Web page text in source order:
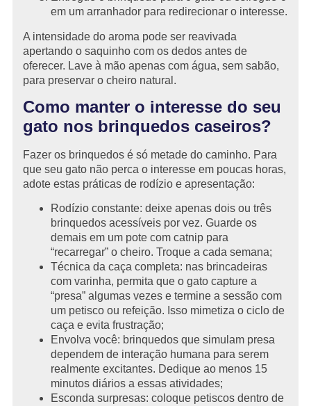
em um arranhador para redirecionar o interesse.
A intensidade do aroma pode ser reavivada
apertando o saquinho com os dedos antes de
oferecer. Lave à mão apenas com água, sem sabão,
para preservar o cheiro natural.
Como manter o interesse do seu
gato nos brinquedos caseiros?
Fazer os brinquedos é só metade do caminho. Para
que seu gato não perca o interesse em poucas horas,
adote estas práticas de rodízio e apresentação:
Rodízio constante: deixe apenas dois ou três
brinquedos acessíveis por vez. Guarde os
demais em um pote com catnip para
“recarregar” o cheiro. Troque a cada semana;
Técnica da caça completa: nas brincadeiras
com varinha, permita que o gato capture a
“presa” algumas vezes e termine a sessão com
um petisco ou refeição. Isso mimetiza o ciclo de
caça e evita frustração;
Envolva você: brinquedos que simulam presa
dependem de interação humana para serem
realmente excitantes. Dedique ao menos 15
minutos diários a essas atividades;
Esconda surpresas: coloque petiscos dentro de